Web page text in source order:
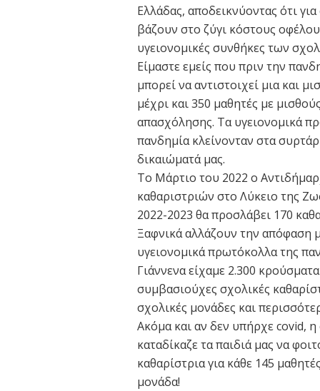
Ελλάδας, αποδεικνύοντας ότι
βάζουν στο ζύγι κόστους
υγειονομικές συνθήκες των
Είμαστε εμείς που πριν την
μπορεί να αντιστοιχεί μια και
μέχρι και 350 μαθητές με
απασχόλησης. Τα υγειονομικά
πανδημία κλείνονταν στα
δικαιώματά μας.
Το Μάρτιο του 2022 ο
καθαριστριών στο Λύκειο της
2022-2023 θα προσλάβει 170
Ξαφνικά αλλάζουν την απόφαση
υγειονομικά πρωτόκολλα της
Γιάννενα είχαμε 2.300
συμβασιούχες σχολικές
σχολικές μονάδες και
Ακόμα και αν δεν υπήρχε covid,
καταδίκαζε τα παιδιά μας να
καθαρίστρια για κάθε 145
μονάδα!